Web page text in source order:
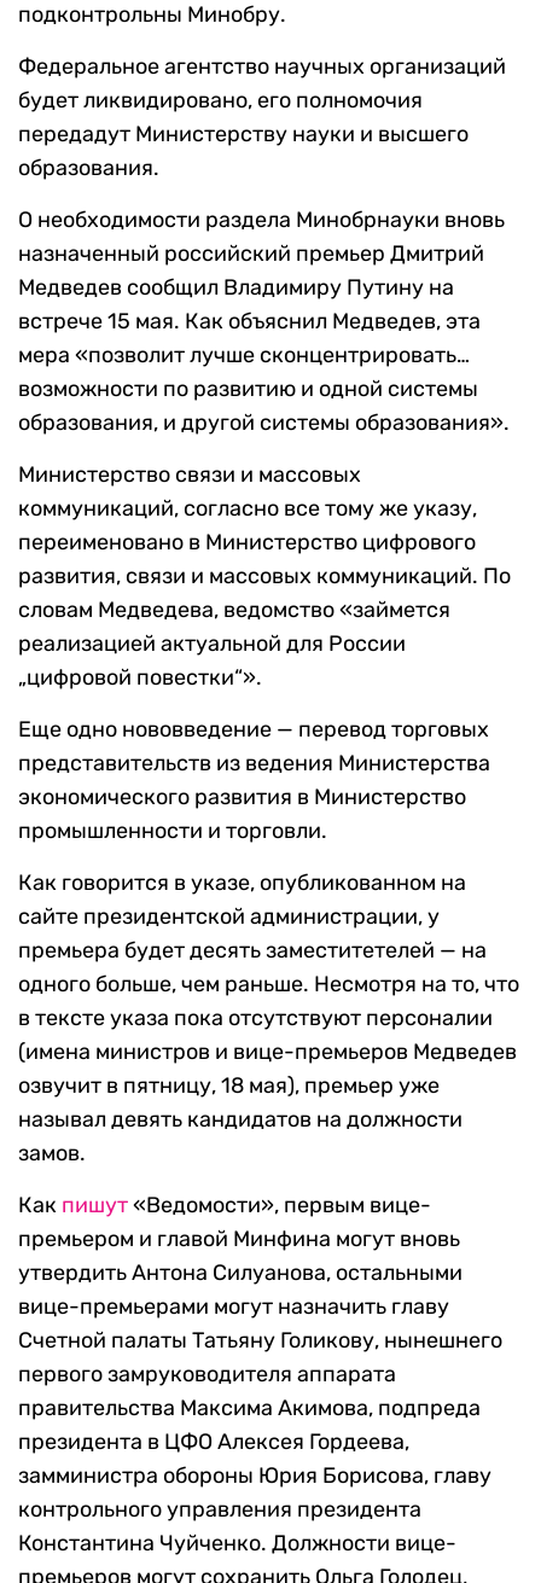
подконтрольны Минобру.
Федеральное агентство научных организаций
будет ликвидировано, его полномочия
передадут Министерству науки и высшего
образования.
О необходимости раздела Минобрнауки вновь
назначенный российский премьер Дмитрий
Медведев сообщил Владимиру Путину на
встрече 15 мая. Как объяснил Медведев, эта
мера «позволит лучше сконцентрировать…
возможности по развитию и одной системы
образования, и другой системы образования».
Министерство связи и массовых
коммуникаций, согласно все тому же указу,
переименовано в Министерство цифрового
развития, связи и массовых коммуникаций. По
словам Медведева, ведомство «займется
реализацией актуальной для России
„цифровой повестки“».
Еще одно нововведение — перевод торговых
представительств из ведения Министерства
экономического развития в Министерство
промышленности и торговли.
Как говорится в указе, опубликованном на
сайте президентской администрации, у
премьера будет десять заместитетелей — на
одного больше, чем раньше. Несмотря на то, что
в тексте указа пока отсутствуют персоналии
(имена министров и вице-премьеров Медведев
озвучит в пятницу, 18 мая), премьер уже
называл девять кандидатов на должности
замов.
Как пишут«Ведомости», первым вице-
премьером и главой Минфина могут вновь
утвердить Антона Силуанова, остальными
вице-премьерами могут назначить главу
Счетной палаты Татьяну Голикову, нынешнего
первого замруководителя аппарата
правительства Максима Акимова, подпреда
президента в ЦФО Алексея Гордеева,
замминистра обороны Юрия Борисова, главу
контрольного управления президента
Константина Чуйченко. Должности вице-
премьеров могут сохранить Ольга Голодец,